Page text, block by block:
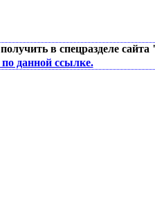
в спецразделе
данной ссылке.